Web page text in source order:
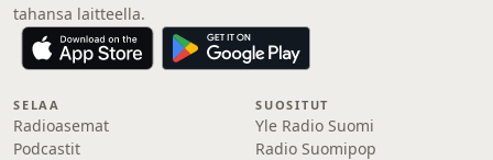
tahansa laitteella.
SELAA
Radioasemat
Podcastit
SUOSITUT
Yle Radio Suomi
Radio Suomipop